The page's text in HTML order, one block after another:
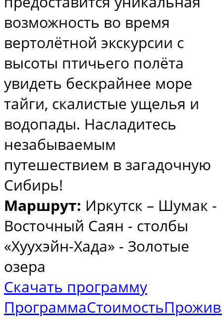
возможность во время
вертолётной экскурсии с
высоты птичьего полёта
увидеть бескрайнее море
тайги, скалистые ущелья и
водопады. Насладитесь
незабываемым
путешествием в загадочную
Сибирь!
Маршрут: Иркутск – Шумак -
Восточный Саян - столбы
«Хуухэйн-Хада» - Золотые
озера
Скачать программу
ПрограммаСтоимость